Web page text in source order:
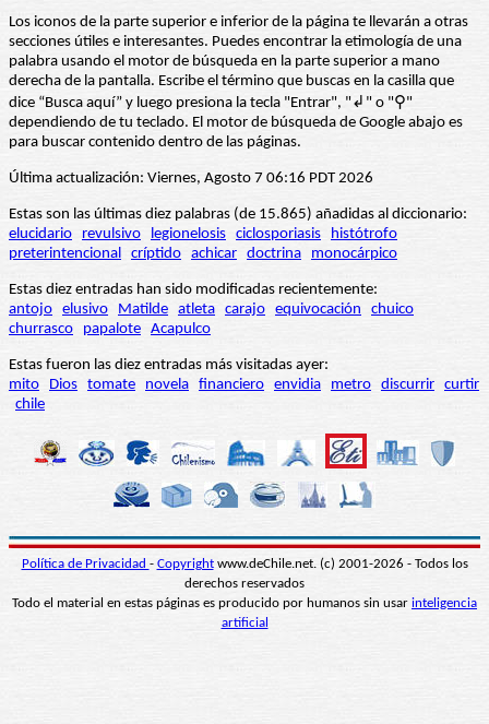
Los iconos de la parte superior e inferior de la página te llevarán a otras
secciones útiles e interesantes. Puedes encontrar la etimología de una
palabra usando el motor de búsqueda en la parte superior a mano
derecha de la pantalla. Escribe el término que buscas en la casilla que
dice “Busca aquí” y luego presiona la tecla "Entrar", "↲" o "⚲"
dependiendo de tu teclado. El motor de búsqueda de Google abajo es
para buscar contenido dentro de las páginas.
Última actualización: Viernes, Agosto 7 06:16 PDT 2026
Estas son las últimas diez palabras (de 15.865) añadidas al diccionario:
elucidario
revulsivo legionelosis ciclosporiasis
histótrofo
preterintencional críptido achicar doctrina monocárpico
Estas diez entradas han sido modificadas recientemente:
antojo elusivo Matilde atleta carajo equivocación
chuico
churrasco
papalote Acapulco
Estas fueron las diez entradas más visitadas ayer:
mito
Dios tomate novela financiero envidia metro discurrir curtir
chile
Política de Privacidad - Copyrightwww.deChile.net. (c) 2001-2026 - Todos los
derechos reservados
Todo el material en estas páginas es producido por humanos sin usar inteligencia
artificial